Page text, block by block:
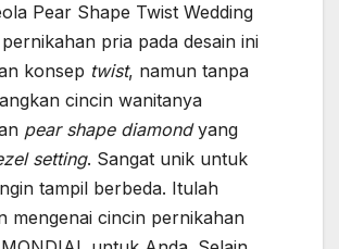
Pear Shape Twist Wedding
pria pada desain ini
konsep twist, namun tanpa
cincin wanitanya
pear shape diamondyang
setting. Sangat unik untuk
tampil berbeda. Itulah
mengenai cincin pernikahan